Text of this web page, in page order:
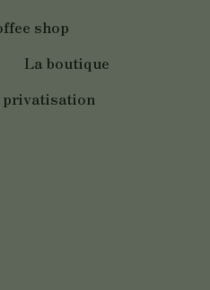
shop
La boutique
privatisation